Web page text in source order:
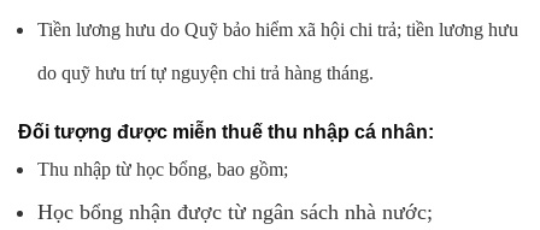
Tiền lương hưu do Quỹ bảo hiểm xã hội chi trả; tiền lương hưu
do quỹ hưu trí tự nguyện chi trả hàng tháng.
Đối tượng được miễn thuế thu nhập cá nhân:
Thu nhập từ học bổng, bao gồm;
Học bổng nhận được từ ngân sách nhà nước;